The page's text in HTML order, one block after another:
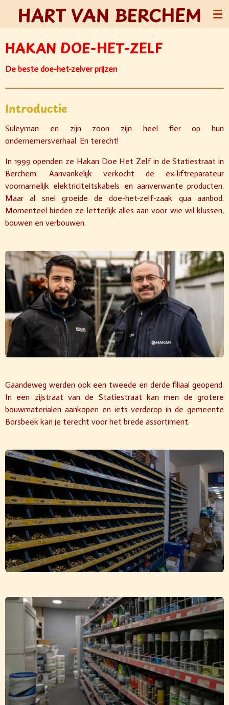
direct
de
HART VAN BERCHEM
HAKAN DOE-HET-ZELF
De beste doe-het-zelver prijzen
Introductie
Suleyman en zijn zoon zijn heel fier op hun
ondernemersverhaal. En terecht!
In 1999 openden ze Hakan Doe Het Zelf in de Statiestraat in
Berchem. Aanvankelijk verkocht de ex-liftreparateur
voornamelijk elektriciteitskabels en aanverwante producten.
Maar al snel groeide de doe-het-zelf-zaak qua aanbod.
Momenteel bieden ze letterlijk alles aan voor wie wil klussen,
bouwen en verbouwen.
Gaandeweg werden ook een tweede en derde filiaal geopend.
In een zijstraat van de Statiestraat kan men de grotere
bouwmaterialen aankopen en iets verderop in de gemeente
Borsbeek kan je terecht voor het brede assortiment.